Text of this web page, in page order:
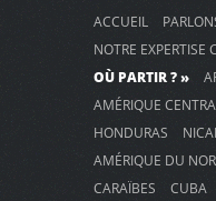
ACCUEIL
NOTRE EXPERTISE
OÙ PARTIR ? »
AMÉRIQUE
HONDURAS
AMÉRIQUE DU
CARAÏBES
CUBA